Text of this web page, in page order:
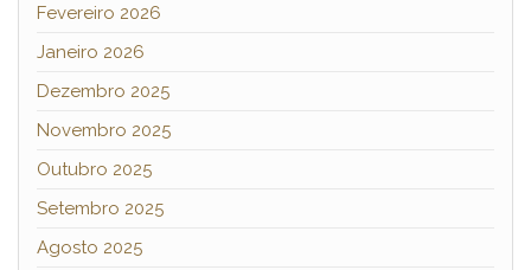
Fevereiro 2026
Janeiro 2026
Dezembro 2025
Novembro 2025
Outubro 2025
Setembro 2025
Agosto 2025